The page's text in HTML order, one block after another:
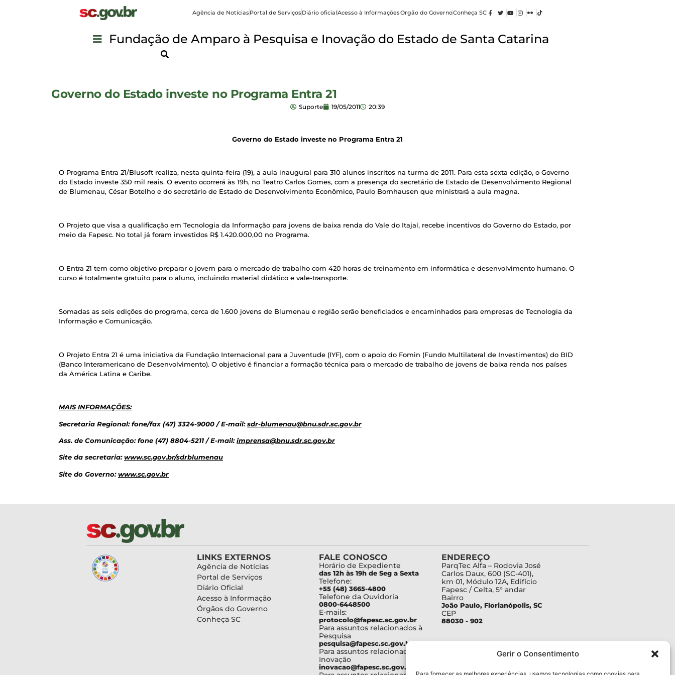
Gerir o Consentimento
Agência de NotíciasPortal de ServiçosDiário oficialAcesso à InformaçõesOrgão do GovernoConheça SC
Fundação de Amparo à Pesquisa e Inovação do Estado de Santa Catarina
Governo do Estado investe no Programa Entra 21
Suporte 19/05/2011 20:39
Governo do Estado investe no Programa Entra 21
O Programa Entra 21/Blusoft realiza, nesta quinta-feira (19), a aula inaugural para 310 alunos inscritos na turma de 2011. Para esta sexta edição, o Governo
do Estado investe 350 mil reais. O evento ocorrerá às 19h, no Teatro Carlos Gomes, com a presença do secretário de Estado de Desenvolvimento Regional
de Blumenau, César Botelho e do secretário de Estado de Desenvolvimento Econômico, Paulo Bornhausen que ministrará a aula magna.
O Projeto que visa a qualificação em Tecnologia da Informação para jovens de baixa renda do Vale do Itajaí, recebe incentivos do Governo do Estado, por
meio da Fapesc. No total já foram investidos R$ 1.420.000,00 no Programa.
O Entra 21 tem como objetivo preparar o jovem para o mercado de trabalho com 420 horas de treinamento em informática e desenvolvimento humano. O
curso é totalmente gratuito para o aluno, incluindo material didático e vale-transporte.
Somadas as seis edições do programa, cerca de 1.600 jovens de Blumenau e região serão beneficiados e encaminhados para empresas de Tecnologia da
Informação e Comunicação.
O Projeto Entra 21 é uma iniciativa da Fundação Internacional para a Juventude (IYF), com o apoio do Fomin (Fundo Multilateral de Investimentos) do BID
(Banco Interamericano de Desenvolvimento). O objetivo é financiar a formação técnica para o mercado de trabalho de jovens de baixa renda nos países
da América Latina e Caribe.
MAIS INFORMAÇÕES:
Secretaria Regional: fone/fax (47) 3324-9000 / E-mail:sdr-blumenau@bnu.sdr.sc.gov.br
Ass. de Comunicação: fone (47) 8804-5211 / E-mail:imprensa@bnu.sdr.sc.gov.br
Site da secretaria:www.sc.gov.br/sdrblumenau
Site do Governo:www.sc.gov.br
LINKS EXTERNOS
Agência de Notícias
Portal de Serviços
Diário Oficial
Acesso à Informação
Órgãos do Governo
Conheça SC
FALE CONOSCO
Horário de Expediente
das 12h às 19h de Seg a Sexta
Telefone:
+55 (48) 3665-4800
Telefone da Ouvidoria
0800-6448500
E-mails:
protocolo@fapesc.sc.gov.br
Para assuntos relacionados à
Pesquisa
pesquisa@fapesc.sc.gov.br
Para assuntos relacionados à
Inovação
inovacao@fapesc.sc.gov.br
ENDEREÇO
ParqTec Alfa – Rodovia José
Carlos Daux, 600 (SC-401),
km 01, Módulo 12A, Edifício
Fapesc / Celta, 5° andar
Bairro
João Paulo, Florianópolis, SC
CEP
88030 - 902